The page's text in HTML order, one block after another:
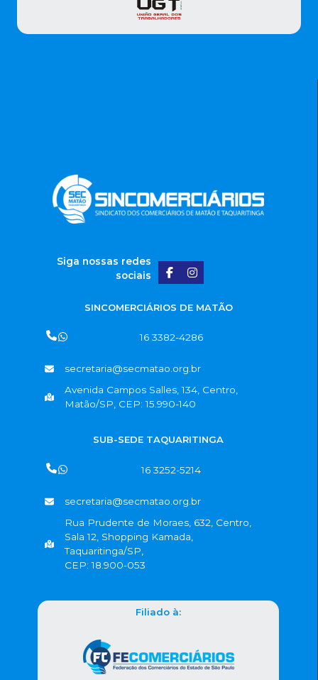
Siga nossas redes
sociais
SINCOMERCIÁRIOS DE MATÃO
16 3382-4286
secretaria@secmatao.org.br
Avenida Campos Salles, 134, Centro,
Matão/SP, CEP: 15.990-140
SUB-SEDE TAQUARITINGA
16 3252-5214
secretaria@secmatao.org.br
Rua Prudente de Moraes, 632, Centro,
Sala 12, Shopping Kamada,
Taquaritinga/SP,
CEP: 18.900-053
Filiado à: